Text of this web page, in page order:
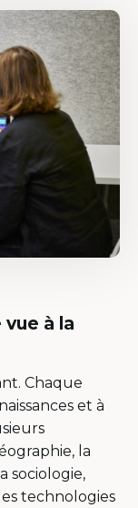
à la
Chaque
et à
la
sociologie,
technologies